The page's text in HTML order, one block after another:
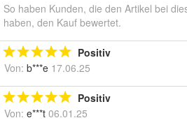
So haben Kunden, die den Artikel bei
haben, den Kauf bewertet.
Positiv
Von: b***e 17.06.25
Positiv
Von: e***t 06.01.25